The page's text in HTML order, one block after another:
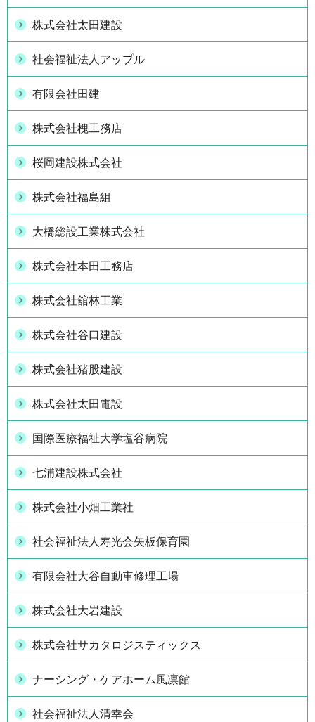
株式会社太田建設
社会福祉法人アップル
有限会社田建
株式会社槐工務店
桜岡建設株式会社
株式会社福島組
大橋総設工業株式会社
株式会社本田工務店
株式会社舘林工業
株式会社谷口建設
株式会社猪股建設
株式会社太田電設
国際医療福祉大学塩谷病院
七浦建設株式会社
株式会社小畑工業社
社会福祉法人寿光会矢板保育園
有限会社大谷自動車修理工場
株式会社大岩建設
株式会社サカタロジスティックス
ナーシング・ケアホーム風凛館
社会福祉法人清幸会